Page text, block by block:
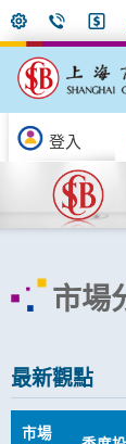
登入
市場
最新觀點
市場